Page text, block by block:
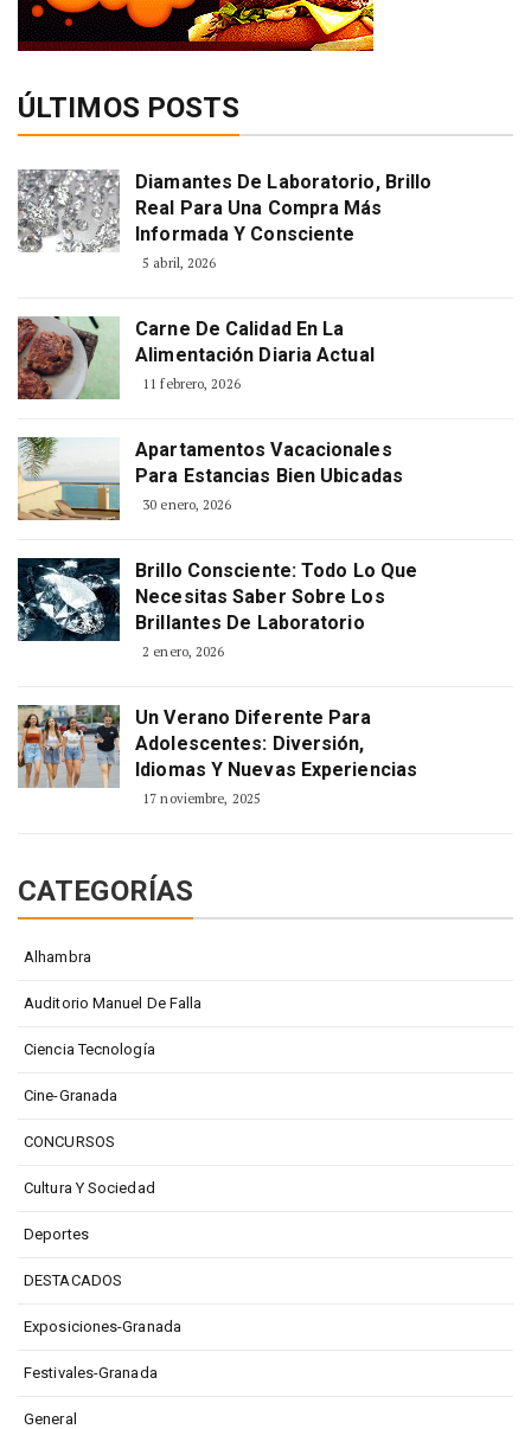
ÚLTIMOS POSTS
Diamantes De Laboratorio, Brillo
Real Para Una Compra Más
Informada Y Consciente
5 abril, 2026
Carne De Calidad En La
Alimentación Diaria Actual
11 febrero, 2026
Apartamentos Vacacionales
Para Estancias Bien Ubicadas
30 enero, 2026
Brillo Consciente: Todo Lo Que
Necesitas Saber Sobre Los
Brillantes De Laboratorio
2 enero, 2026
Un Verano Diferente Para
Adolescentes: Diversión,
Idiomas Y Nuevas Experiencias
17 noviembre, 2025
CATEGORÍAS
Alhambra
Auditorio Manuel De Falla
Ciencia Tecnología
Cine-Granada
CONCURSOS
Cultura Y Sociedad
Deportes
DESTACADOS
Exposiciones-Granada
Festivales-Granada
General